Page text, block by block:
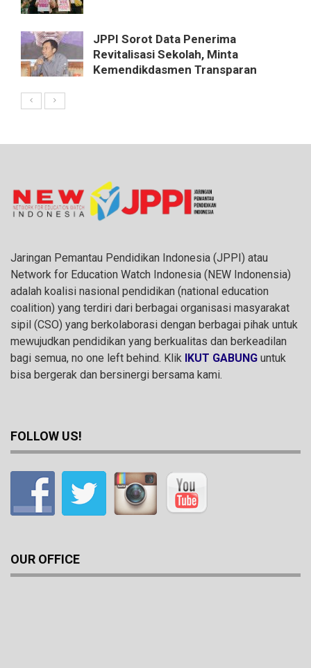
JPPI Sorot Data Penerima
Revitalisasi Sekolah, Minta
Kemendikdasmen Transparan
Jaringan Pemantau Pendidikan Indonesia (JPPI) atau
Network for Education Watch Indonesia (NEW Indonensia)
adalah koalisi nasional pendidikan (national education
coalition) yang terdiri dari berbagai organisasi masyarakat
sipil (CSO) yang berkolaborasi dengan berbagai pihak untuk
mewujudkan pendidikan yang berkualitas dan berkeadilan
bagi semua, no one left behind. Klik IKUT GABUNG untuk
bisa bergerak dan bersinergi bersama kami.
FOLLOW US!
OUR OFFICE